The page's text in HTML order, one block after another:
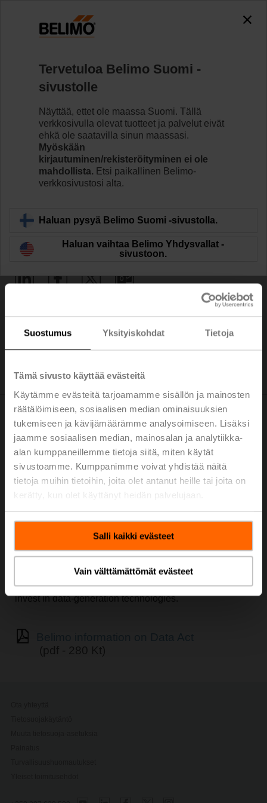
Suostumus Yksityiskohdat Tietoja
Tämä sivusto käyttää evästeitä
Käytämme evästeitä tarjoamamme sisällön ja mainosten
räätälöimiseen, sosiaalisen median ominaisuuksien
tukemiseen ja kävijämäärämme analysoimiseen. Lisäksi
jaamme sosiaalisen median, mainosalan ja analytiikka-
alan kumppaneillemme tietoja siitä, miten käytät
sivustoamme. Kumppanimme voivat yhdistää näitä
tietoja muihin tietoihin, joita olet antanut heille tai joita on
Salli kaikki evästeet
Vain välttämättömät evästeet
EU Data Act
Connectivity has always been a key feature of Belimo
products. Providing even better products with the right
digital connection is our focus now and in the future.
integration through all common building automation
communication protocols and Building IoT platforms.
harmonised, horizontal rules to ensure fairness in the
allocation of value generated from data across market
actors, while safeguarding the interests of those who
invest in data-generation technologies.
(pdf - 280 Kt)
Tervetuloa Belimo Suomi -
sivustolle
Näyttää, ettet ole maassa Suomi. Tällä
verkkosivulla olevat tuotteet ja palvelut eivät
ehkä ole saatavilla sinun maassasi.
Myöskään
kirjautuminen/rekisteröityminen ei ole
mahdollista. Etsi paikallinen Belimo-
verkkosivustosi alta.
Haluan pysyä Belimo Suomi -sivustolla.
Haluan vaihtaa Belimo Yhdysvallat -
sivustoon.